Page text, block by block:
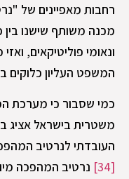
רחבות מאפיינים של
מכנה משותף שישנו בין
ונאומי פוליטיקאים,
המשפט העליון כלוקים
כמי שסבור כי מערכת
משטרית בישראל אציג
העובדתי לנרטיב
[34]
נרטיב המהפכה